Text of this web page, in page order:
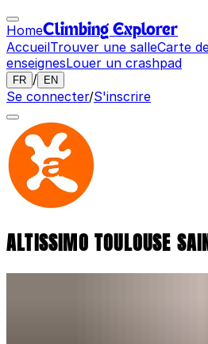
HomeClimbing Explorer
AccueilTrouver une salleCarte
enseignesLouer un crashpad
FR / EN
Se connecter/S'inscrire
ALTISSIMO TOULOUSE